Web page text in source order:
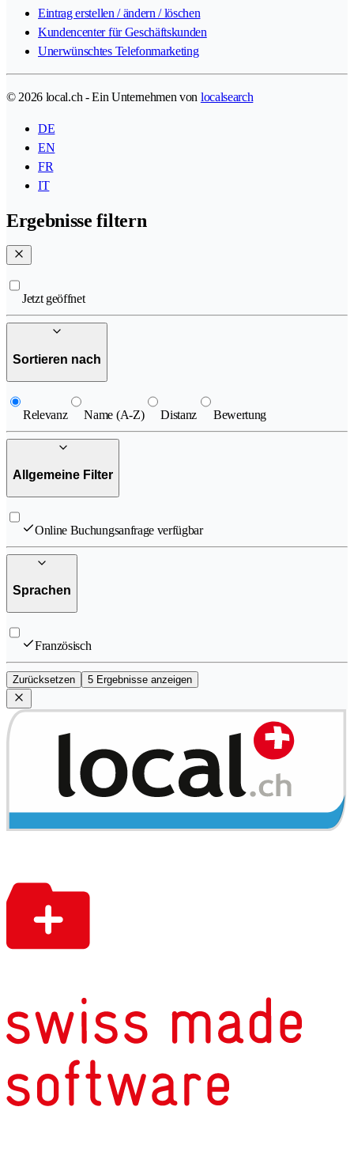
Eintrag erstellen / ändern / löschen
Kundencenter für Geschäftskunden
Unerwünschtes Telefonmarketing
© 2026 local.ch - Ein Unternehmen von localsearch
DE
EN
FR
IT
Ergebnisse filtern
Jetzt geöffnet
Sortieren nach
Relevanz Name (A-Z) Distanz Bewertung
Allgemeine Filter
Online Buchungsanfrage verfügbar
Sprachen
Französisch
Zurücksetzen 5 Ergebnisse anzeigen